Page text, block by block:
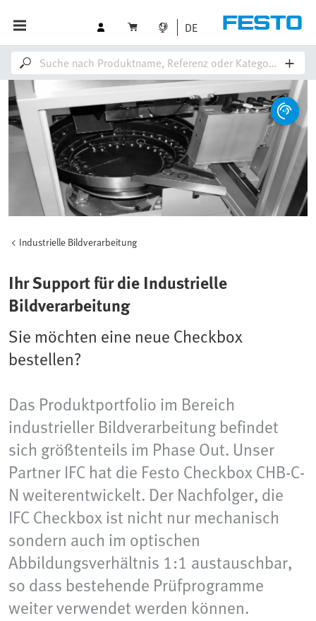
DE
Industrielle Bildverarbeitung
Ihr Support für die Industrielle
Bildverarbeitung
Sie möchten eine neue Checkbox
bestellen?
Das Produktportfolio im Bereich
industrieller Bildverarbeitung befindet
sich größtenteils im Phase Out. Unser
Partner IFC hat die Festo Checkbox CHB-C-
N weiterentwickelt. Der Nachfolger, die
IFC Checkbox ist nicht nur mechanisch
sondern auch im optischen
Abbildungsverhältnis 1:1 austauschbar,
so dass bestehende Prüfprogramme
weiter verwendet werden können.